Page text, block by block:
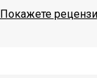
Покажете